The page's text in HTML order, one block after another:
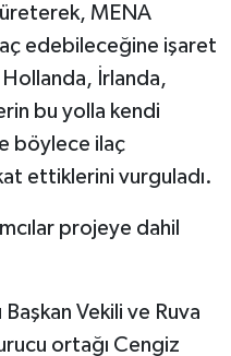
MENA
edebileceğine işaret
İrlanda,
bu yolla kendi
böylece ilaç
ettiklerini vurguladı.
projeye dahil
Vekili ve Ruva
ortağı Cengiz